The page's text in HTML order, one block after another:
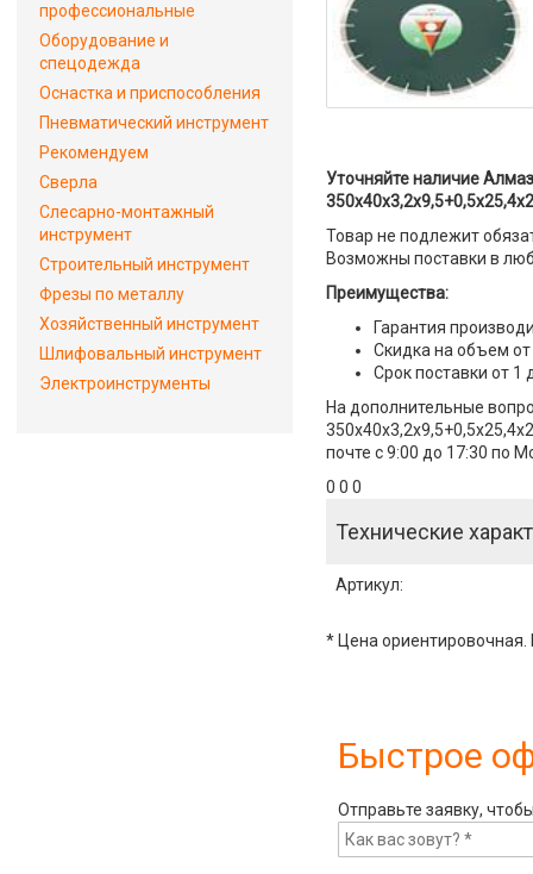
Уточняйте наличие
Товар не подлежит
Возможны поставки в
Преимущества:
Гарантия
Скидка на объем от
Срок поставки от 1
На дополнительные
почте с 9:00 до 17:30 по
0 0 0
Технические
Артикул:
* Цена ориентировочная.
Быстрое
Отправьте заявку,
профессиональные
Оборудование и
спецодежда
Оснастка и приспособления
Пневматический инструмент
Рекомендуем
Сверла
Слесарно-монтажный
инструмент
Строительный инструмент
Фрезы по металлу
Хозяйственный инструмент
Шлифовальный инструмент
Электроинструменты